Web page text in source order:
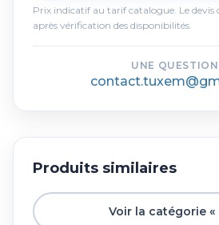
Prix indicatif au tarif catalogue. Le devis
après vérification des disponibilités.
UNE QUESTION
Produits similaires
Voir la catégorie «